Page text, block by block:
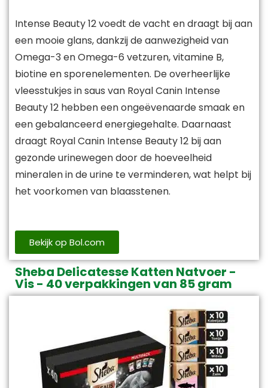
Intense Beauty 12 voedt de vacht en draagt bij aan
een mooie glans, dankzij de aanwezigheid van
Omega-3 en Omega-6 vetzuren, vitamine B,
biotine en sporenelementen. De overheerlijke
vleesstukjes in saus van Royal Canin Intense
Beauty 12 hebben een ongeëvenaarde smaak en
een gebalanceerd energiegehalte. Daarnaast
draagt Royal Canin Intense Beauty 12 bij aan
gezonde urinewegen door de hoeveelheid
mineralen in de urine te verminderen, wat helpt bij
het voorkomen van blaasstenen.
Bekijk op Bol.com
Sheba Delicatesse Katten Natvoer -
Vis - 40 verpakkingen van 85 gram